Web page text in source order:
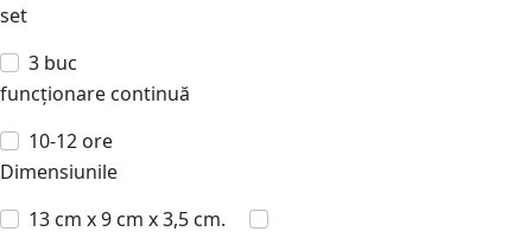
set
3 buc
funcționare continuă
10-12 ore
Dimensiunile
13 cm x 9 cm x 3,5 cm.